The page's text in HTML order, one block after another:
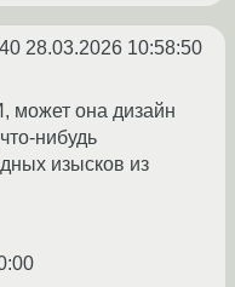
28.03.2026 10:58:50
может она дизайн
нибудь
изысков из